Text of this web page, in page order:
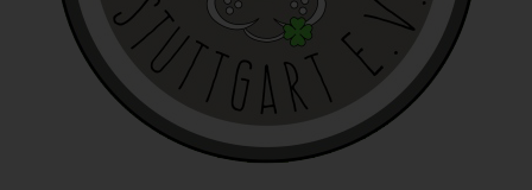
identifizierbar wird eine natürliche Person angesehen, die
direkt oder indirekt, insbesondere mittels Zuordnung zu
einer Kennung wie einem Namen, zu einer Kennnummer,
zu Standortdaten, zu einer Online-Kennung oder zu
einem oder mehreren besonderen Merkmalen, die
Ausdruck der physischen, physiologischen, genetischen,
psychischen, wirtschaftlichen, kulturellen oder sozialen